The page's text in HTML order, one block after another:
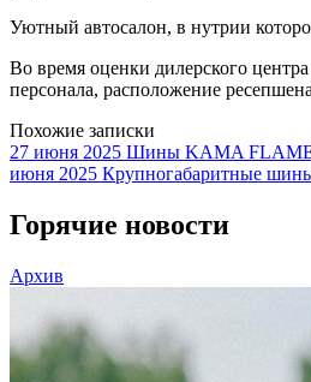
Уютный автосалон, в нутрии
Во время оценки дилерского
персонала, расположение
Похожие записки
27 июня 2025 Шины KAMA FLAME
июня 2025 Крупногабаритные
Горячие новости
Архив